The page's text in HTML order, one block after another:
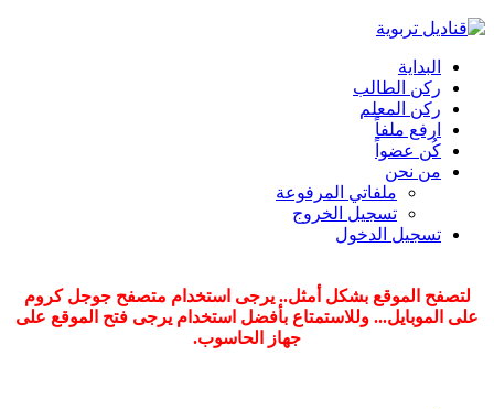
البداية
ركن الطالب
ركن المعلم
ارفع ملفاً
كُن عضواً
من نحن
ملفاتي المرفوعة
تسجيل الخروج
تسجيل الدخول
لتصفح الموقع بشكل أمثل.. يرجى استخدام متصفح جوجل كروم
على الموبايل... وللاستمتاع بأفضل استخدام يرجى فتح الموقع على
جهاز الحاسوب.